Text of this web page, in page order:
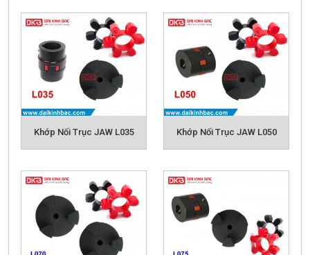
Catalog khớp nối JAW
Ưu điểm của khớp nối JAW:
- Dễ dàng tháo rời: Khớp nối đơn giản trong cấu trúc
và dễ dàng để lắp ráp và tháo rời.
Khớp Nối Trục JAW L035 Khớp Nối Trục JAW L050